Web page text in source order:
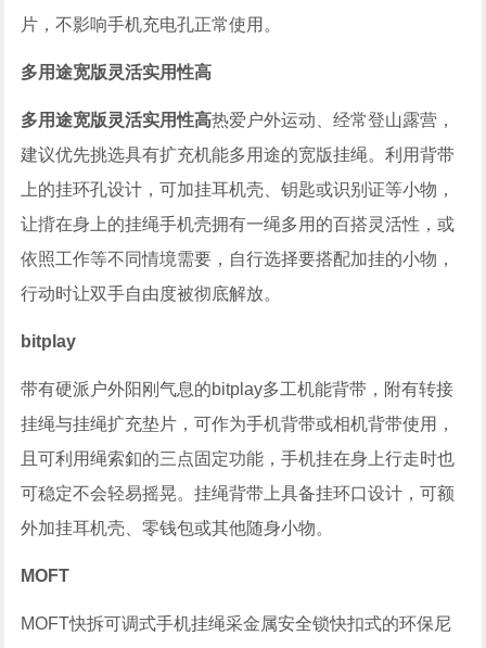
片，不影响手机充电孔正常使用。
多用途宽版灵活实用性高
多用途宽版灵活实用性高热爱户外运动、经常登山露营，
建议优先挑选具有扩充机能多用途的宽版挂绳。利用背带
上的挂环孔设计，可加挂耳机壳、钥匙或识别证等小物，
让揹在身上的挂绳手机壳拥有一绳多用的百搭灵活性，或
依照工作等不同情境需要，自行选择要搭配加挂的小物，
行动时让双手自由度被彻底解放。
bitplay
带有硬派户外阳刚气息的bitplay多工机能背带，附有转接
挂绳与挂绳扩充垫片，可作为手机背带或相机背带使用，
且可利用绳索釦的三点固定功能，手机挂在身上行走时也
可稳定不会轻易摇晃。挂绳背带上具备挂环口设计，可额
外加挂耳机壳、零钱包或其他随身小物。
MOFT
MOFT快拆可调式手机挂绳采金属安全锁快扣式的环保尼